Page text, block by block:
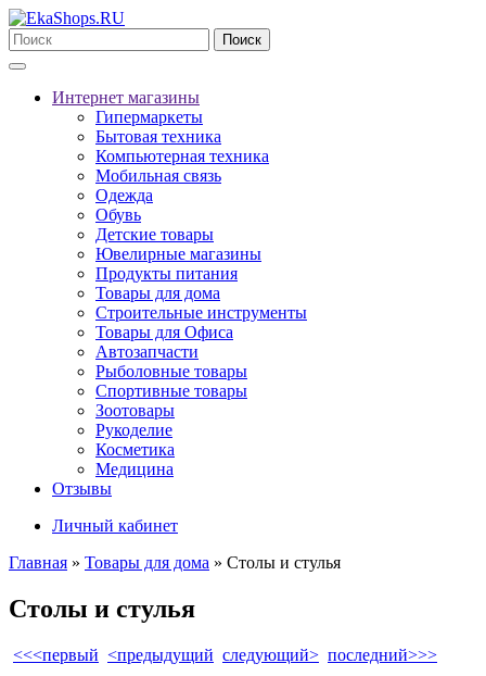
Поиск
Интернет магазины
Гипермаркеты
Бытовая техника
Компьютерная техника
Мобильная связь
Одежда
Обувь
Детские товары
Ювелирные магазины
Продукты питания
Товары для дома
Строительные инструменты
Товары для Офиса
Автозапчасти
Рыболовные товары
Спортивные товары
Зоотовары
Рукоделие
Косметика
Медицина
Отзывы
Личный кабинет
Главная » Товары для дома » Столы и стулья
Столы и стулья
<<<первый <предыдущий следующий> последний>>>